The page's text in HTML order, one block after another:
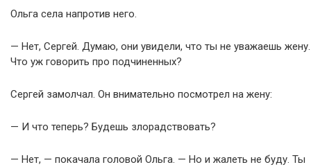
Ольга села напротив него.
— Нет, Сергей. Думаю, они увидели, что ты не уважаешь жену.
Что уж говорить про подчиненных?
Сергей замолчал. Он внимательно посмотрел на жену:
— И что теперь? Будешь злорадствовать?
— Нет, — покачала головой Ольга. — Но и жалеть не буду. Ты